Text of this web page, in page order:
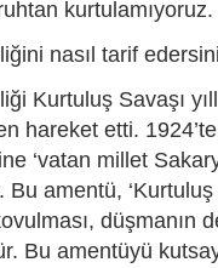
kurtulamıyoruz.
nasıl tarif
Kurtuluş Savaşı
hareket etti.
‘vatan millet
amentü,
düşmanın
Bu amentüyü